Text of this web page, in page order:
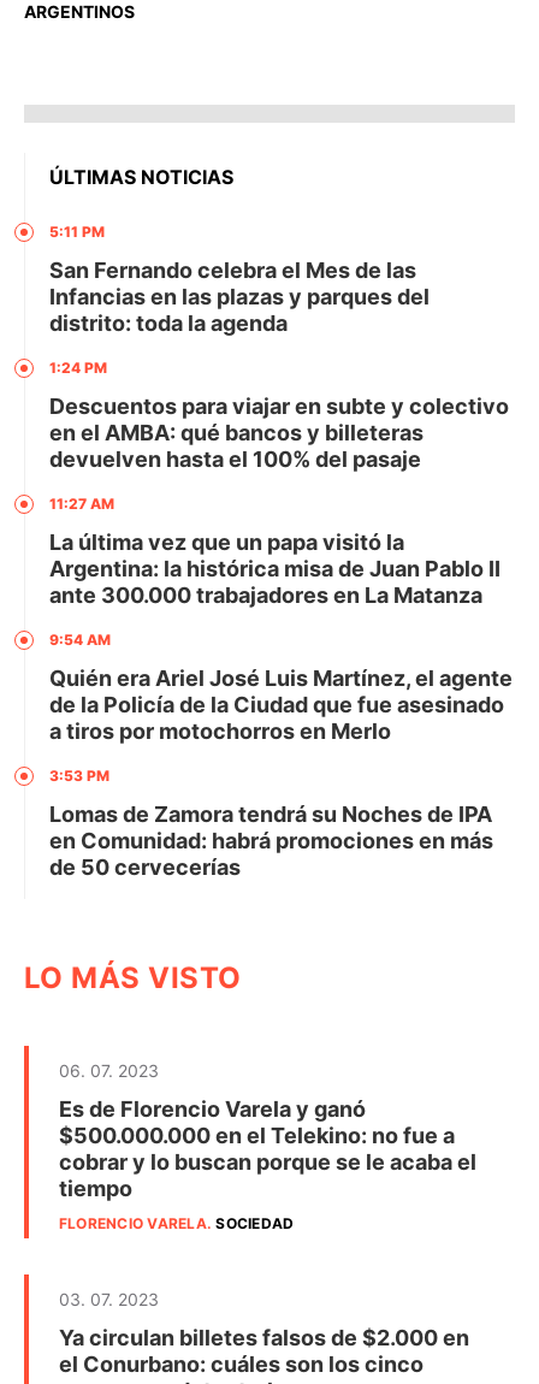
ARGENTINOS
ÚLTIMAS NOTICIAS
5:11 PM
San Fernando celebra el Mes de las
Infancias en las plazas y parques del
distrito: toda la agenda
1:24 PM
Descuentos para viajar en subte y colectivo
en el AMBA: qué bancos y billeteras
devuelven hasta el 100% del pasaje
11:27 AM
La última vez que un papa visitó la
Argentina: la histórica misa de Juan Pablo II
ante 300.000 trabajadores en La Matanza
9:54 AM
Quién era Ariel José Luis Martínez, el agente
de la Policía de la Ciudad que fue asesinado
a tiros por motochorros en Merlo
3:53 PM
Lomas de Zamora tendrá su Noches de IPA
en Comunidad: habrá promociones en más
de 50 cervecerías
LO MÁS VISTO
06. 07. 2023
Es de Florencio Varela y ganó
$500.000.000 en el Telekino: no fue a
cobrar y lo buscan porque se le acaba el
tiempo
FLORENCIO VARELA.SOCIEDAD
03. 07. 2023
Ya circulan billetes falsos de $2.000 en
el Conurbano: cuáles son los cinco